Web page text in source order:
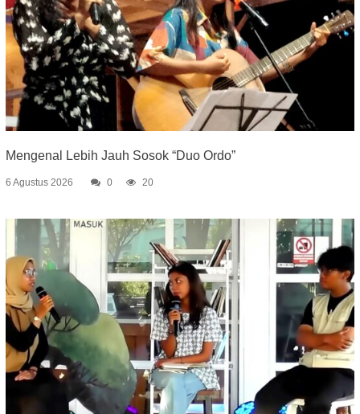
Mengenal Lebih Jauh Sosok “Duo Ordo”
6 Agustus 2026 0 20